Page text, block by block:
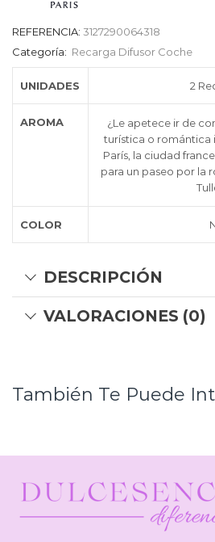
REFERENCIA: 3127290064318
Categoría: Recarga Difusor Coche
UNIDADES 2
AROMA
¿Le apetece ir de
turística o romántica
París, la ciudad
para un paseo por la
COLOR
DESCRIPCIÓN
VALORACIONES (0)
También Te Puede